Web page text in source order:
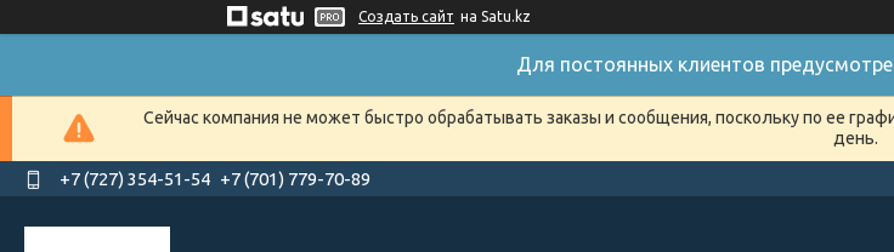
Создать сайт на Satu.kz
Для постоянных клиентов
Сейчас компания не может быстро обрабатывать заказы и сообщения, поскольку по ее
день.
+7 (727) 354-51-54 +7 (701) 779-70-89